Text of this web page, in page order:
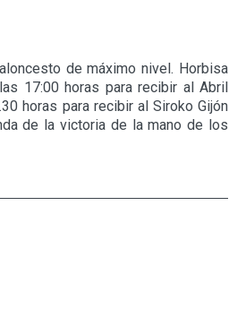
de máximo nivel. Horbisa
17:00 horas para recibir al Abril
horas para recibir al Siroko Gijón
de la victoria de la mano de los